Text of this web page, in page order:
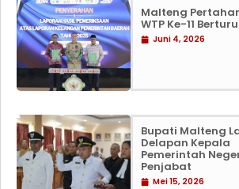
Malteng
WTP Ke-11
Juni 4, 2026
Bupati Malteng
Delapan Kepala
Pemerintah
Penjabat
Mei 15, 2026